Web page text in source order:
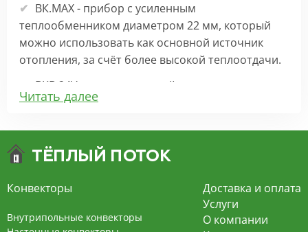
ВК.МАХ - прибор с усиленным
теплообменником диаметром 22 мм, который
можно использовать как основной источник
отопления, за счёт более высокой теплоотдачи.
ВКВ 24V – внутрипольный конвектор
отопления с вентилятором на 24В подходит для
экономит электроэнергию и бесшумно работает.
конвекцией на 220В. За счет тангенциального
вентилятора создает принудительную
Читать далее
Конвекторы
Внутрипольные конвекторы
Доставка и оплата
Услуги
О компании